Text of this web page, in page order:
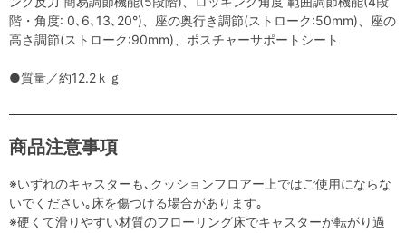
階・角度: 0､6､13､20°)、座の奥行き調節(ストローク:50mm)、座の
高さ調節(ストローク:90mm)、ポスチャーサポートシート
●質量／約12.2ｋｇ
商品注意事項
※いずれのキャスターも､クッションフロアー上ではご使用にならな
いでください｡床を傷つける場合があります｡
※硬くて滑りやすい材質のフローリング床でキャスターが転がり過